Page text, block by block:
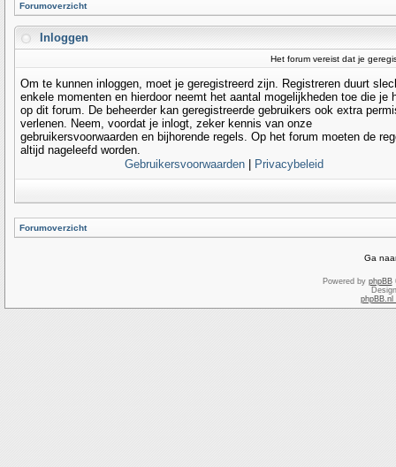
Forumoverzicht
Inloggen
Het forum vereist dat je
Om te kunnen inloggen, moet je geregistreerd zijn. Registreren duurt
enkele momenten en hierdoor neemt het aantal mogelijkheden toe die je
op dit forum. De beheerder kan geregistreerde gebruikers ook extra
verlenen. Neem, voordat je inlogt, zeker kennis van onze
gebruikersvoorwaarden en bijhorende regels. Op het forum moeten de
altijd nageleefd worden.
Gebruikersvoorwaarden
Privacybeleid
Forumoverzicht
Ga
Powered by phpBB
phpBB.nl